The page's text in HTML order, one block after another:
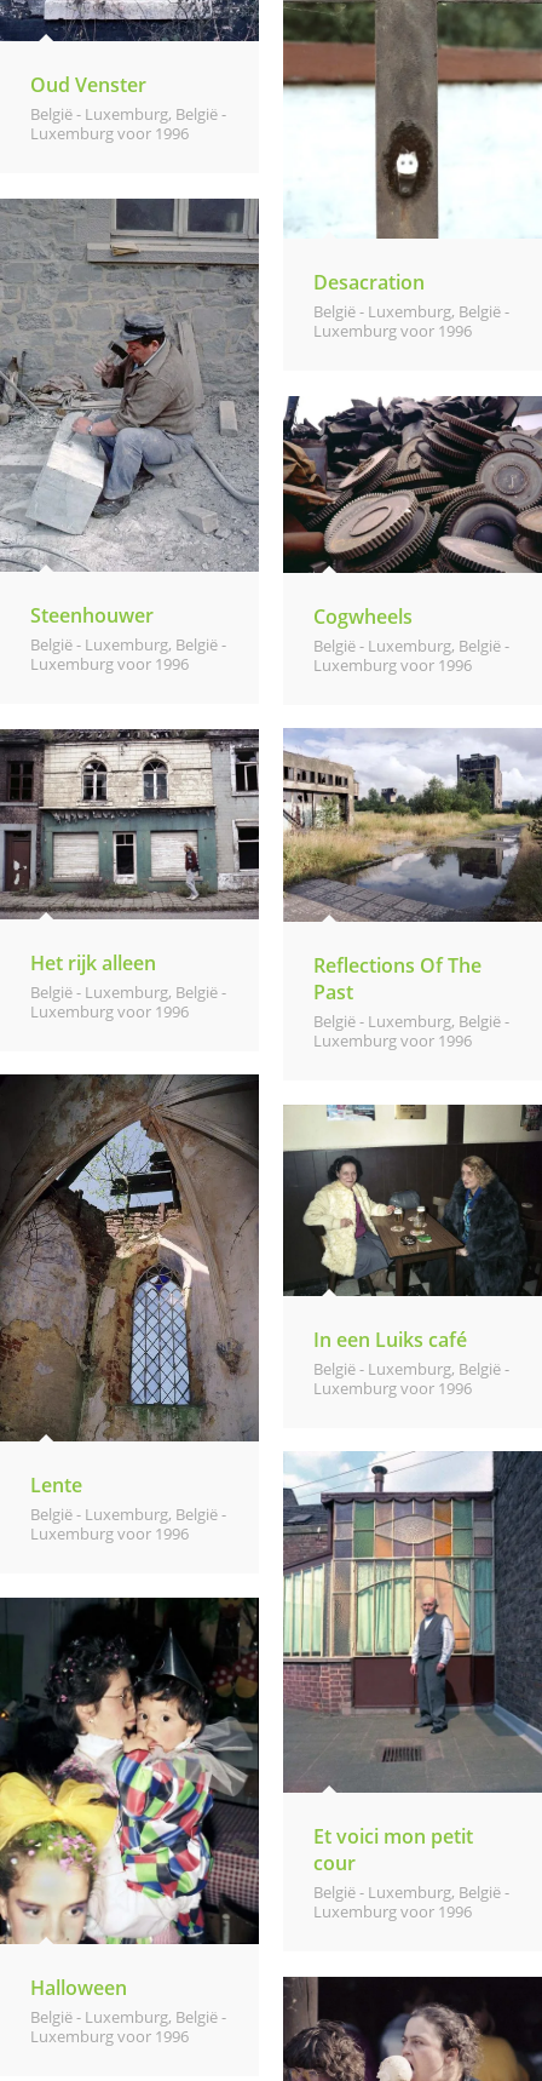
Oud Venster
België - Luxemburg, België -
Luxemburg voor 1996
Desacration
België - Luxemburg, België -
Luxemburg voor 1996
Steenhouwer
België - Luxemburg, België -
Luxemburg voor 1996
Cogwheels
België - Luxemburg, België -
Luxemburg voor 1996
Reflections Of The
Past
België - Luxemburg, België -
Luxemburg voor 1996
Het rijk alleen
België - Luxemburg, België -
Luxemburg voor 1996
Lente
België - Luxemburg, België -
Luxemburg voor 1996
In een Luiks café
België - Luxemburg, België -
Luxemburg voor 1996
Et voici mon petit
cour
België - Luxemburg, België -
Luxemburg voor 1996
Halloween
België - Luxemburg, België -
Luxemburg voor 1996